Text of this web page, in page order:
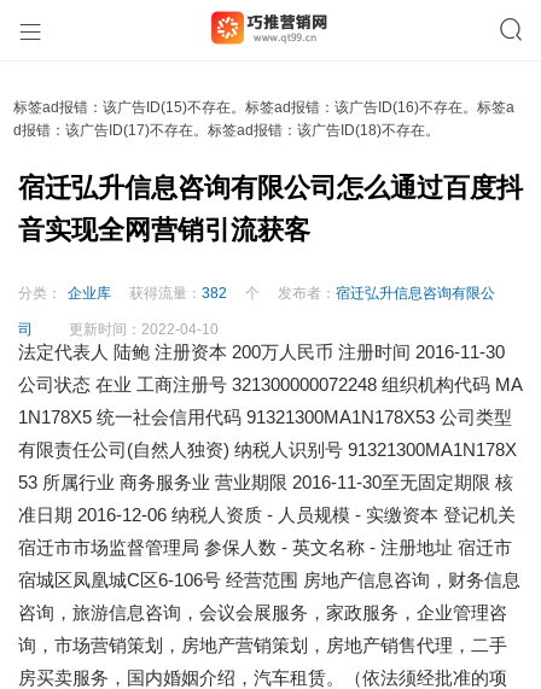
标签ad报错：该广告ID(15)不存在。标签ad报错：该广告ID(16)不存在。标签a
d报错：该广告ID(17)不存在。标签ad报错：该广告ID(18)不存在。
宿迁弘升信息咨询有限公司怎么通过百度抖
音实现全网营销引流获客
分类： 企业库 获得流量： 382 个 发布者： 宿迁弘升信息咨询有限公
司 更新时间： 2022-04-10
法定代表人 陆鲍 注册资本 200万人民币 注册时间 2016-11-30
公司状态 在业 工商注册号 321300000072248 组织机构代码 MA
1N178X5 统一社会信用代码 91321300MA1N178X53 公司类型
有限责任公司(自然人独资) 纳税人识别号 91321300MA1N178X
53 所属行业 商务服务业 营业期限 2016-11-30至无固定期限 核
准日期 2016-12-06 纳税人资质 - 人员规模 - 实缴资本 登记机关
宿迁市市场监督管理局 参保人数 - 英文名称 - 注册地址 宿迁市
宿城区凤凰城C区6-106号 经营范围 房地产信息咨询，财务信息
咨询，旅游信息咨询，会议会展服务，家政服务，企业管理咨
询，市场营销策划，房地产营销策划，房地产销售代理，二手
房买卖服务，国内婚姻介绍，汽车租赁。（依法须经批准的项